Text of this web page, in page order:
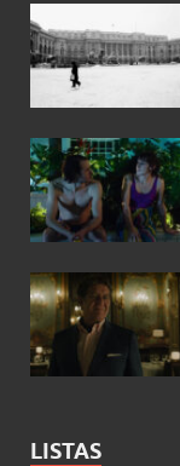
LISTAS